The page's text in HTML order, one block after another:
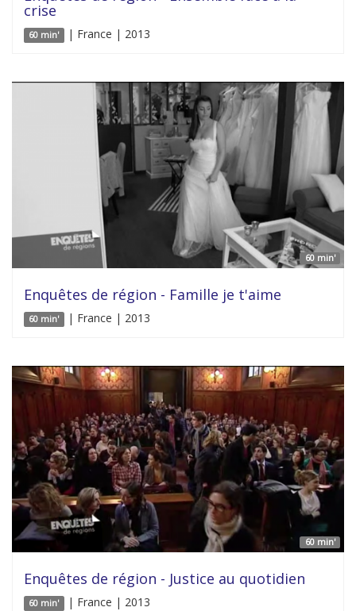
crise
60 min' | France | 2013
60 min'
Enquêtes de région - Famille je t'aime
60 min' | France | 2013
60 min'
Enquêtes de région - Justice au quotidien
60 min' | France | 2013